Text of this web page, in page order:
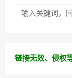
链接无效、侵权